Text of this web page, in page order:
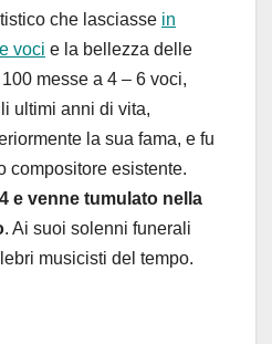
che lasciasse in
voci e la bellezza delle
messe a 4 – 6 voci,
ultimi anni di vita,
la sua fama, e fu
compositore esistente.
e venne tumulato nella
. Ai suoi solenni funerali
musicisti del tempo.